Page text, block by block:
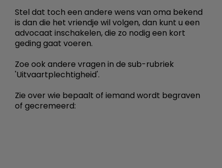
Stel dat toch een andere wens van oma bekend
is dan die het vriendje wil volgen, dan kunt u een
advocaat inschakelen, die zo nodig een kort
geding gaat voeren.
Zoe ook andere vragen in de sub-rubriek
'Uitvaartplechtigheid'.
Zie over wie bepaalt of iemand wordt begraven
of gecremeerd: